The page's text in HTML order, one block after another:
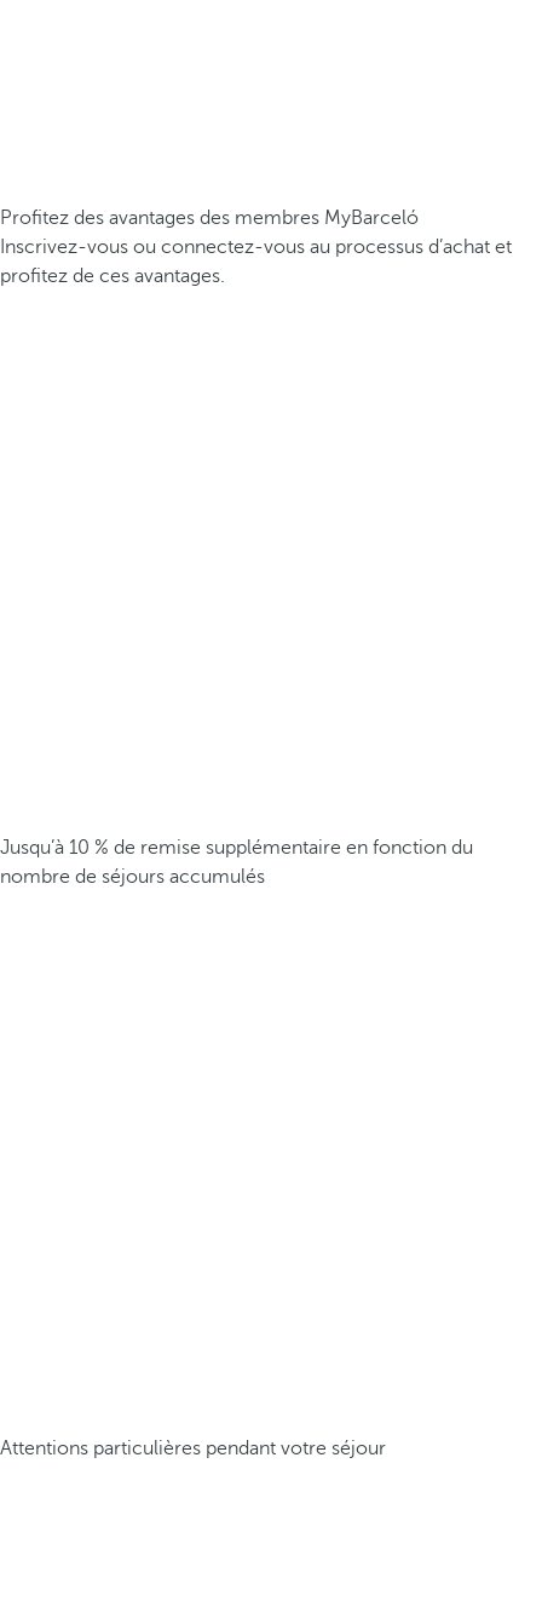
Profitez des avantages des membres MyBarceló
Inscrivez-vous ou connectez-vous au processus d’achat et
profitez de ces avantages.
Jusqu’à 10 % de remise supplémentaire en fonction du
nombre de séjours accumulés
Attentions particulières pendant votre séjour